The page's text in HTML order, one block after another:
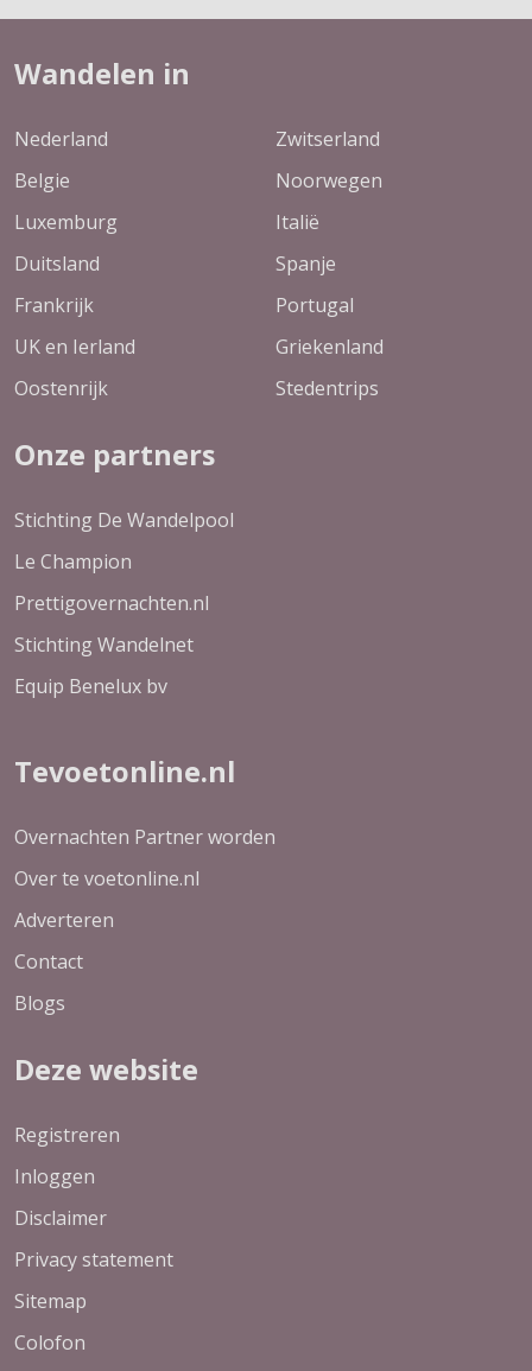
Wandelen in
Nederland
Belgie
Luxemburg
Duitsland
Frankrijk
UK en Ierland
Oostenrijk
Zwitserland
Noorwegen
Italië
Spanje
Portugal
Griekenland
Stedentrips
Onze partners
Stichting De Wandelpool
Le Champion
Prettigovernachten.nl
Stichting Wandelnet
Equip Benelux bv
Tevoetonline.nl
Overnachten Partner worden
Over te voetonline.nl
Adverteren
Contact
Blogs
Deze website
Registreren
Inloggen
Disclaimer
Privacy statement
Sitemap
Colofon